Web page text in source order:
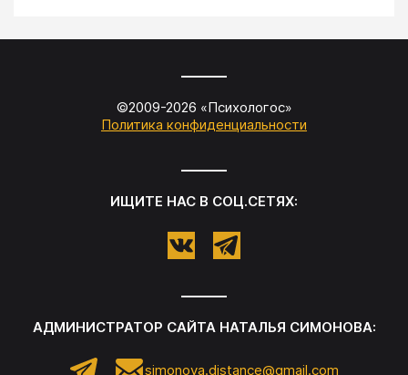
©2009-2026 «Психологос»
Политика конфиденциальности
ИЩИТЕ НАС В СОЦ.СЕТЯХ:
АДМИНИСТРАТОР САЙТА НАТАЛЬЯ СИМОНОВА:
simonova.distance@gmail.com